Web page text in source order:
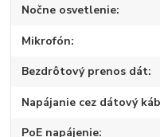
Nočne osvetlenie
Mikrofón
Bezdrôtový prenos dát
Napájanie cez dátový
PoE napájenie